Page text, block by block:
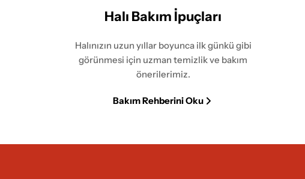
Halı Bakım İpuçları
Halınızın uzun yıllar boyunca ilk günkü gibi
görünmesi için uzman temizlik ve bakım
önerilerimiz.
Bakım Rehberini Oku